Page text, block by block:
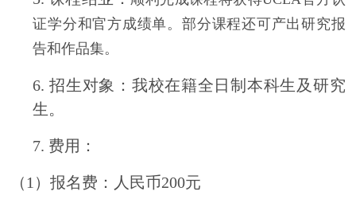
证学分和官方成绩单。部分课程还可产出研究报
告和作品集。
6.招生对象：我校在籍全日制本科生及研究
生。
7. 费用：
（1）报名费：人民币200元